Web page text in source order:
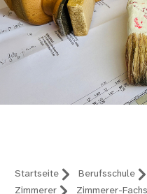
Startseite Berufsschule
Zimmerer
Zimmerer-